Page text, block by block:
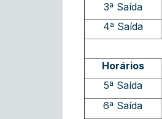
3ª Saída
4ª Saída
Horários
5ª Saída
6ª Saída